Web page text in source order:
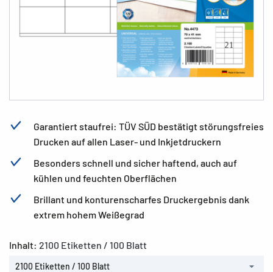
Garantiert staufrei: TÜV SÜD bestätigt störungsfreies
Drucken auf allen Laser- und Inkjetdruckern
Besonders schnell und sicher haftend, auch auf
kühlen und feuchten Oberflächen
Brillant und konturenscharfes Druckergebnis dank
extrem hohem Weißegrad
Inhalt: 2100 Etiketten / 100 Blatt
2100 Etiketten / 100 Blatt